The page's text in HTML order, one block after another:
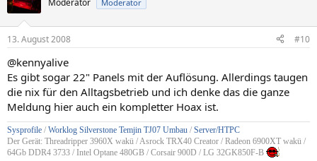
Moderator Moderator
13. August 2008 #10
@kennyalive
Es gibt sogar 22" Panels mit der Auflösung. Allerdings taugen
die nix für den Alltagsbetrieb und ich denke das die ganze
Meldung hier auch ein kompletter Hoax ist.
Sysprofile / Worklog Silverstone Temjin TJ07 Umbau / Server/HTPC
Der Gerät: Threadripper 3960X wakü / Asrock TRX40 Creator / Radeon 6900XT wakü /
64Gb DDR4 3733 / Intel Optane 480GB / Corsair 900D / LG 32GK850F-B